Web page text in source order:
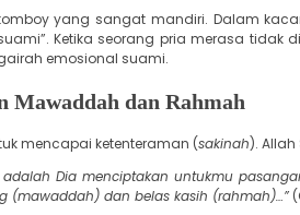
yang sangat mandiri. Dalam
Ketika seorang pria merasa
emosional suami.
Mawaddah dan Rahmah
mencapai ketenteraman (sakinah). Allah
Dia menciptakan untukmu
(mawaddah) dan belas kasih (rahmah)…”